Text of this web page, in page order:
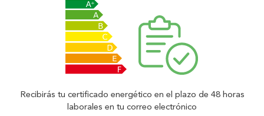
Recibirás tu certificado energético en el plazo de 48 horas
laborales en tu correo electrónico